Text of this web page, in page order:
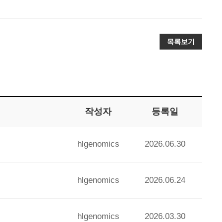
목록보기
작성자 등록일
hlgenomics 2026.06.30
hlgenomics 2026.06.24
hlgenomics 2026.03.30